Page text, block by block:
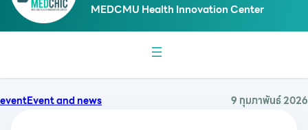
MEDCMU Health Innovation Center
eventEvent and news 9 กุมภาพันธ์ 2026